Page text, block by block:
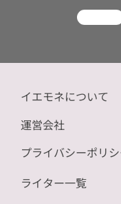
イエモネについて
運営会社
プライバシーポリ
ライター一覧